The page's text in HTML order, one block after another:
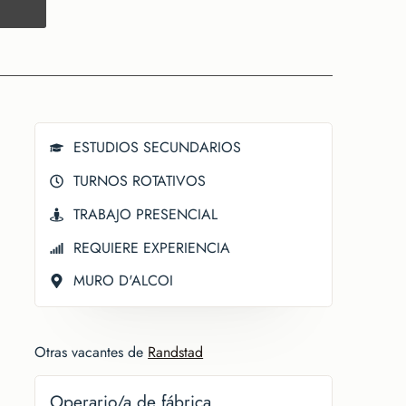
ESTUDIOS SECUNDARIOS
TURNOS ROTATIVOS
TRABAJO PRESENCIAL
REQUIERE EXPERIENCIA
MURO D'ALCOI
Otras vacantes de Randstad